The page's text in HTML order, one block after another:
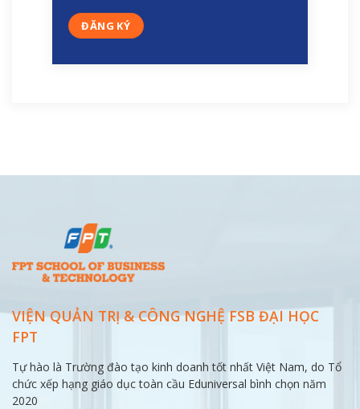
VIỆN QUẢN TRỊ & CÔNG NGHỆ FSB ĐẠI HỌC
FPT
Tự hào là Trường đào tạo kinh doanh tốt nhất Việt Nam, do Tổ
chức xếp hạng giáo dục toàn cầu Eduniversal bình chọn năm
2020